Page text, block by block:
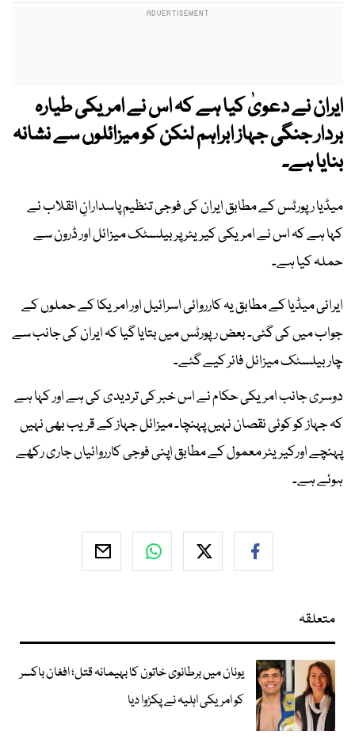
ایران نے دعویٰ کیا ہے کہ اس نے امریکی طیارہ
بردار جنگی جہاز ابراہم لنکن کو میزائلوں سے نشانہ
بنایا ہے۔
میڈیا رپورٹس کے مطابق ایران کی فوجی تنظیم پاسدارانِ انقلاب نے
کہا ہے کہ اس نے امریکی کیریئر پر بیلسٹک میزائل اور ڈرون سے
حملہ کیا ہے۔
ایرانی میڈیا کے مطابق یہ کارروائی اسرائیل اور امریکا کے حملوں کے
جواب میں کی گئی۔ بعض رپورٹس میں بتایا گیا کہ ایران کی جانب سے
چار بیلسٹک میزائل فائر کیے گئے۔
دوسری جانب امریکی حکام نے اس خبر کی تردیدی کی ہے اور کہا ہے
کہ جہاز کو کوئی نقصان نہیں پہنچا۔ میزائل جہاز کے قریب بھی نہیں
پہنچے اورکیریئر معمول کے مطابق اپنی فوجی کارروائیاں جاری رکھے
ہوئے ہے۔
متعلقہ
یونان میں برطانوی خاتون کا بہیمانہ قتل؛ افغان باکسر
کو امریکی اہلیہ نے پکڑوا دیا